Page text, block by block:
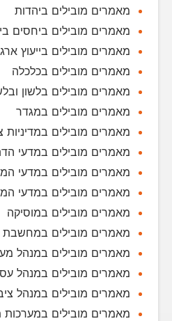
מאמרים מובילים ביהדות
מאמרים מובילים ביחסים
מאמרים מובילים בייעוץ
מאמרים מובילים בכלכלה
מאמרים מובילים בלשון
מאמרים מובילים במגדר
מאמרים מובילים במדיניות
מאמרים מובילים במדעי
מאמרים מובילים במדעי
מאמרים מובילים במדעי
מאמרים מובילים במוסיקה
מאמרים מובילים במחשבת
מאמרים מובילים במנהל
מאמרים מובילים במנהל
מאמרים מובילים במנהל
מאמרים מובילים במערכות